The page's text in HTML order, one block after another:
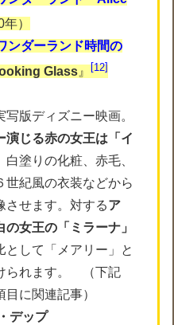
）
ンダーランド時間の
Glass 』 12
写版ディズニー映画。
演じる赤の女王は「イ
白塗りの化粧、赤毛、
世紀風の衣装などから
させます。対するア
女王の「ミラーナ」
として「メアリー」と
られます。 （下記
目に関連記事）
デップ